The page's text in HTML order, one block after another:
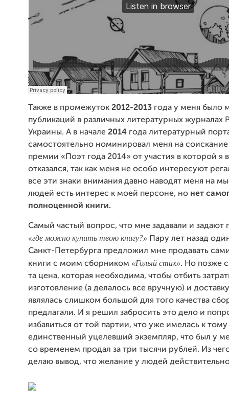
Также в промежуток 2012-2013 года у меня было
публикаций в различных литературных журналах
Украины. А в начале 2014 года литературный
самостоятельно номинировал меня на
премии «Поэт года 2014» от участия в которой я
отказался, так как меня не особо интересуют
все эти знаки внимания давно наводят меня на
людей есть интерес к моей персоне, но нет
полноценной книги.
Самый частый вопрос, что мне задавали и задают
«где можно купить твою книгу?» Пару лет назад
Санкт-Петербурга предложил мне продавать
книги с моим сборником «Голый стих». Но позже
та цена, которая необходима, чтобы отбить
изготовление (а делалось все вручную) и
являлась слишком большой для того качества
предлагали. И я решил забросить это дело и
избавиться от той партии, что уже имелась к
единственный уцелевший экземпляр, что был у
со временем продал за три тысячи рублей. Из
делаю вывод, что желание у людей